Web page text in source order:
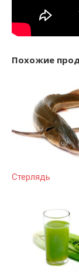
Похожие
Стерлядь